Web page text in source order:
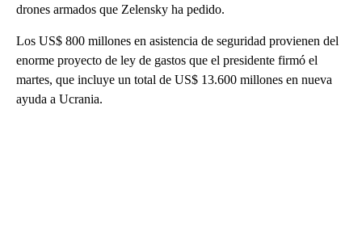
drones armados que Zelensky ha pedido.
Los US$ 800 millones en asistencia de seguridad provienen del
enorme proyecto de ley de gastos que el presidente firmó el
martes, que incluye un total de US$ 13.600 millones en nueva
ayuda a Ucrania.